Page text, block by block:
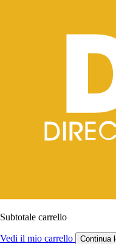
Subtotale carrello
Vedi il mio carrello Continua